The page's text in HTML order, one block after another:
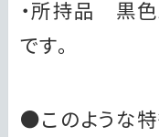
・所持品 黒色
です。
●このような